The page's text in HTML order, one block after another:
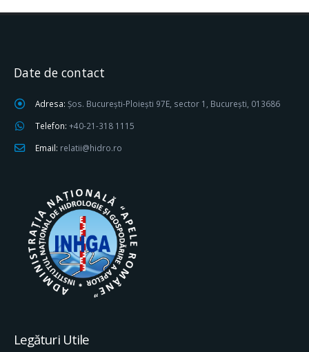
Date de contact
Adresa: Șos. București-Ploiești 97E, sector 1, București, 013686
Telefon: +40-21-318 1115
Email: relatii@hidro.ro
Legături Utile